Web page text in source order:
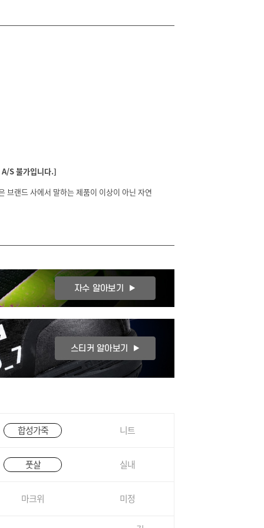
S 불가입니다.]
브랜드 사에서 말하는 제품이 이상이 아닌 자연
합성가죽 니트
풋살 실내
마크위 미정